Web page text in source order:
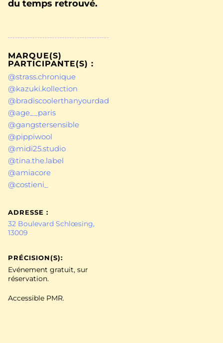
du temps retrouvé.
MARQUE(S)
PARTICIPANTE(S) :
@strass.chronique
@kazuki.kollection
@bradiscoolerthanyourdad
@age__paris
@gangstersensible
@pippiwool
@midi25.studio
@tina.the.label
@amiacore
@costieni_
ADRESSE :
32 Boulevard Schlœsing,
13009
PRÉCISION(S):
Evénement gratuit, sur
réservation.
Accessible PMR.